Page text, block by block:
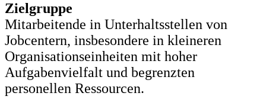
Zielgruppe
Mitarbeitende in Unterhaltsstellen von
Jobcentern, insbesondere in kleineren
Organisationseinheiten mit hoher
Aufgabenvielfalt und begrenzten
personellen Ressourcen.